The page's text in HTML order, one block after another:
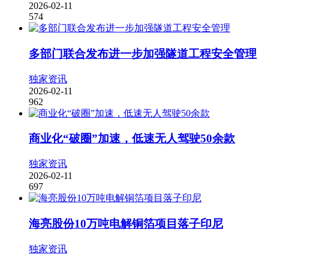
2026-02-11
574
多部门联合发布进一步加强隧道工程安全管理
独家资讯
2026-02-11
962
商业化“破圈”加速，低速无人驾驶50余款
独家资讯
2026-02-11
697
海亮股份10万吨电解铜箔项目落子印尼
独家资讯